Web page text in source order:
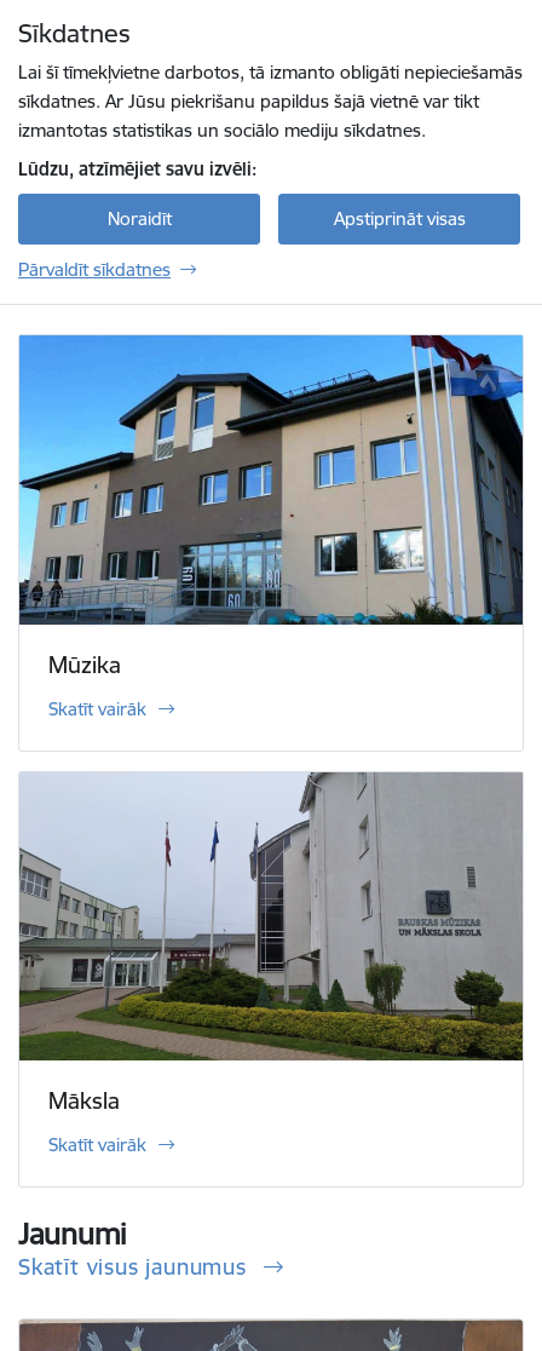
Sīkdatnes
Lai šī tīmekļvietne darbotos, tā izmanto obligāti nepieciešamās
sīkdatnes. Ar Jūsu piekrišanu papildus šajā vietnē var tikt
izmantotas statistikas un sociālo mediju sīkdatnes.
Lūdzu, atzīmējiet savu izvēli:
Noraidīt Apstiprināt visas
Pārvaldīt sīkdatnes
Mūzika
Skatīt vairāk
Māksla
Skatīt vairāk
Jaunumi
Skatīt visus jaunumus